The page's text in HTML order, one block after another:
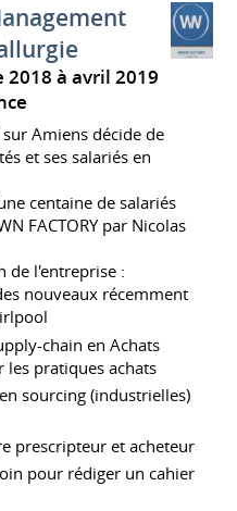
2018 à avril 2019
Amiens décide de
et ses salariés en
centaine de salariés
FACTORY par Nicolas
de l'entreprise :
nouveaux récemment
chain en Achats
les pratiques achats
sourcing (industrielles)
prescripteur et acheteur
pour rédiger un cahier